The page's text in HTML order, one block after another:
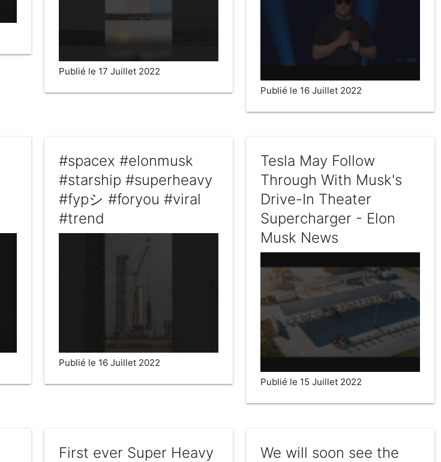
Publié le 17 Juillet 2022
Publié le 16 Juillet 2022
#spacex #elonmusk
#starship #superheavy
#fypシ #foryou #viral
#trend
Publié le 16 Juillet 2022
Tesla May Follow
Through With Musk's
Drive-In Theater
Supercharger - Elon
Musk News
Publié le 15 Juillet 2022
First ever Super Heavy
We will soon see the